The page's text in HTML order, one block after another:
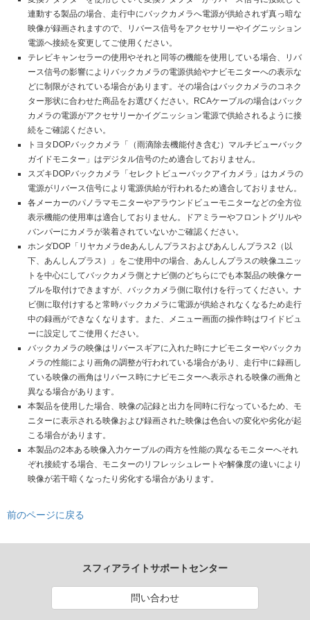
連動する製品の場合、走行中にバックカメラへ電源が供給されず真っ暗な
映像が録画されますので、リバース信号をアクセサリーやイグニッション
電源へ接続を変更してご使用ください。
テレビキャンセラーの使用やそれと同等の機能を使用している場合、リバ
ース信号の影響によりバックカメラの電源供給やナビモニターへの表示な
どに制限がされている場合があります。その場合はバックカメラのコネク
ター形状に合わせた商品をお選びください。RCAケーブルの場合はバック
カメラの電源がアクセサリーかイグニッション電源で供給されるように接
続をご確認ください。
トヨタDOPバックカメラ「（雨滴除去機能付き含む）マルチビューバック
ガイドモニター」はデジタル信号のため適合しておりません。
スズキDOPバックカメラ「セレクトビューバックアイカメラ」はカメラの
電源がリバース信号により電源供給が行われるため適合しておりません。
各メーカーのパノラマモニターやアラウンドビューモニターなどの全方位
表示機能の使用車は適合しておりません。ドアミラーやフロントグリルや
バンパーにカメラが装着されていないかご確認ください。
ホンダDOP「リヤカメラdeあんしんプラスおよびあんしんプラス2（以
下、あんしんプラス）」をご使用中の場合、あんしんプラスの映像ユニッ
トを中心にしてバックカメラ側とナビ側のどちらにでも本製品の映像ケー
ブルを取付けできますが、バックカメラ側に取付けを行ってください。ナ
ビ側に取付けすると常時バックカメラに電源が供給されなくなるため走行
中の録画ができなくなります。また、メニュー画面の操作時はワイドビュ
ーに設定してご使用ください。
バックカメラの映像はリバースギアに入れた時にナビモニターやバックカ
メラの性能により画角の調整が行われている場合があり、走行中に録画し
ている映像の画角はリバース時にナビモニターへ表示される映像の画角と
異なる場合があります。
本製品を使用した場合、映像の記録と出力を同時に行なっているため、モ
ニターに表示される映像および録画された映像は色合いの変化や劣化が起
こる場合があります。
本製品の2本ある映像入力ケーブルの両方を性能の異なるモニターへそれ
ぞれ接続する場合、モニターのリフレッシュレートや解像度の違いにより
映像が若干暗くなったり劣化する場合があります。
前のページに戻る
スフィアライトサポートセンター
問い合わせ